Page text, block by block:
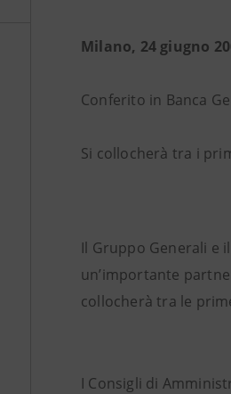
Milano, 24 giugno
Conferito in Banca
Si collocherà tra i
Il Gruppo Generali e
un’importante
collocherà tra le
I Consigli di